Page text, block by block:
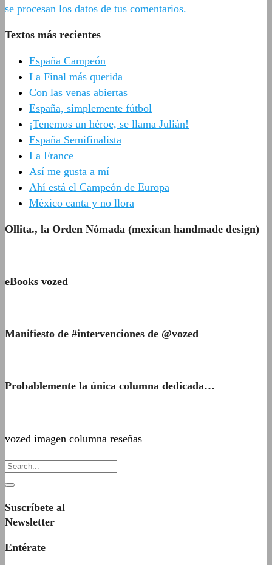
se procesan los datos de tus comentarios.
Textos más recientes
España Campeón
La Final más querida
Con las venas abiertas
España, simplemente fútbol
¡Tenemos un héroe, se llama Julián!
España Semifinalista
La France
Así me gusta a mí
Ahí está el Campeón de Europa
México canta y no llora
Ollita., la Orden Nómada (mexican handmade design)
eBooks vozed
Manifiesto de #intervenciones de @vozed
Probablemente la única columna dedicada…
vozed imagen columna reseñas
Suscríbete al
Newsletter
Entérate